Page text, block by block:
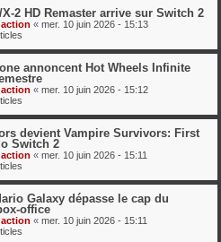
2 HD Remaster arrive sur Switch 2
« mer. 10 juin 2026 - 15:13
annoncent Hot Wheels Infinite
« mer. 10 juin 2026 - 15:12
devient Vampire Survivors: First
Switch 2
« mer. 10 juin 2026 - 15:11
Galaxy dépasse le cap du
office
« mer. 10 juin 2026 - 15:11